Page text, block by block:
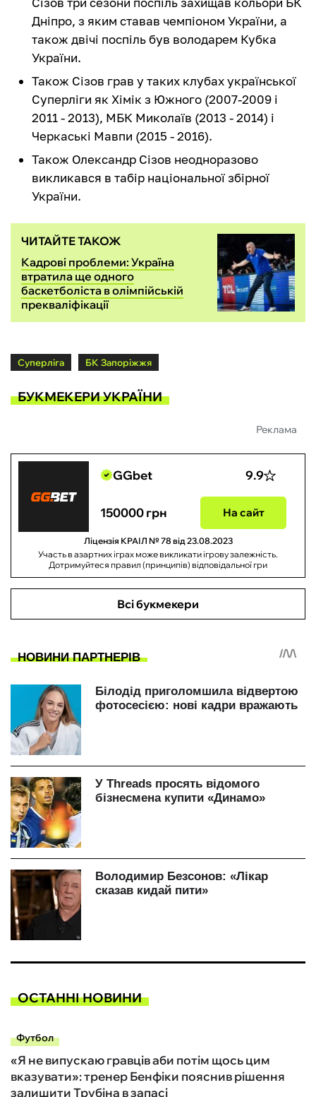
Дніпро, з яким ставав чемпіоном України, а
також двічі поспіль був володарем Кубка
України.
Також Сізов грав у таких клубах української
Суперліги як Хімік з Южного (2007-2009 і
2011 - 2013), МБК Миколаїв (2013 - 2014) і
Черкаські Мавпи (2015 - 2016).
Також Олександр Сізов неодноразово
викликався в табір національної збірної
України.
ЧИТАЙТЕ ТАКОЖ
Кадрові проблеми: Україна
втратила ще одного
баскетболіста в олімпійській
прекваліфікації
Суперліга БК Запоріжжя
БУКМЕКЕРИ УКРАЇНИ
Реклама
GGbet 9.9
150000 грн На сайт
Ліцензія КРАІЛ № 78 від 23.08.2023
Участь в азартних іграх може викликати ігрову залежність.
Дотримуйтеся правил (принципів) відповідальної гри
Всі букмекери
ОСТАННІ НОВИНИ
Футбол
«Я не випускаю гравців аби потім щось цим
вказувати»: тренер Бенфіки пояснив рішення
залишити Трубіна в запасі